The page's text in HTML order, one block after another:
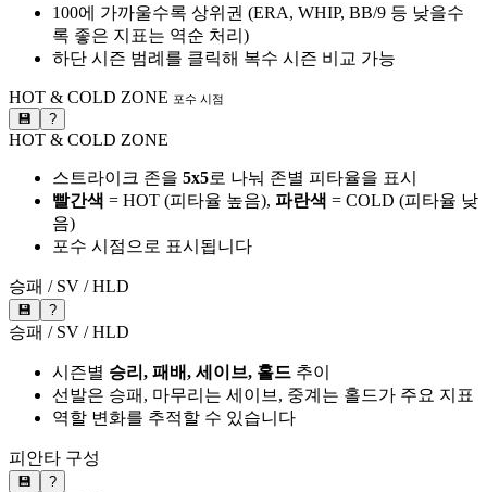
100에 가까울수록 상위권 (ERA, WHIP, BB/9 등 낮을수
록 좋은 지표는 역순 처리)
하단 시즌 범례를 클릭해 복수 시즌 비교 가능
HOT & COLD ZONE 포수 시점
💾 ?
HOT & COLD ZONE
스트라이크 존을 5x5로 나눠 존별 피타율을 표시
빨간색 = HOT (피타율 높음), 파란색 = COLD (피타율 낮
음)
포수 시점으로 표시됩니다
승패 / SV / HLD
💾 ?
승패 / SV / HLD
시즌별 승리, 패배, 세이브, 홀드 추이
선발은 승패, 마무리는 세이브, 중계는 홀드가 주요 지표
역할 변화를 추적할 수 있습니다
피안타 구성
💾 ?